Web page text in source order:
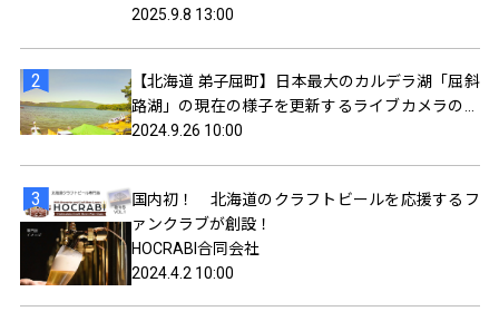
2025.9.8 13:00
【北海道 弟子屈町】日本最大のカルデラ湖「屈斜
路湖」の現在の様子を更新するライブカメラの配
信を開始しました。
2024.9.26 10:00
国内初！ 北海道のクラフトビールを応援するフ
ァンクラブが創設！
HOCRABI合同会社
2024.4.2 10:00